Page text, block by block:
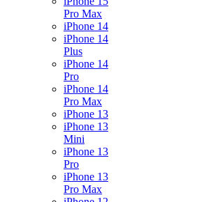
Pro Max
iPhone 14
iPhone 14
Plus
iPhone 14
Pro
iPhone 14
Pro Max
iPhone 13
iPhone 13
Mini
iPhone 13
Pro
iPhone 13
Pro Max